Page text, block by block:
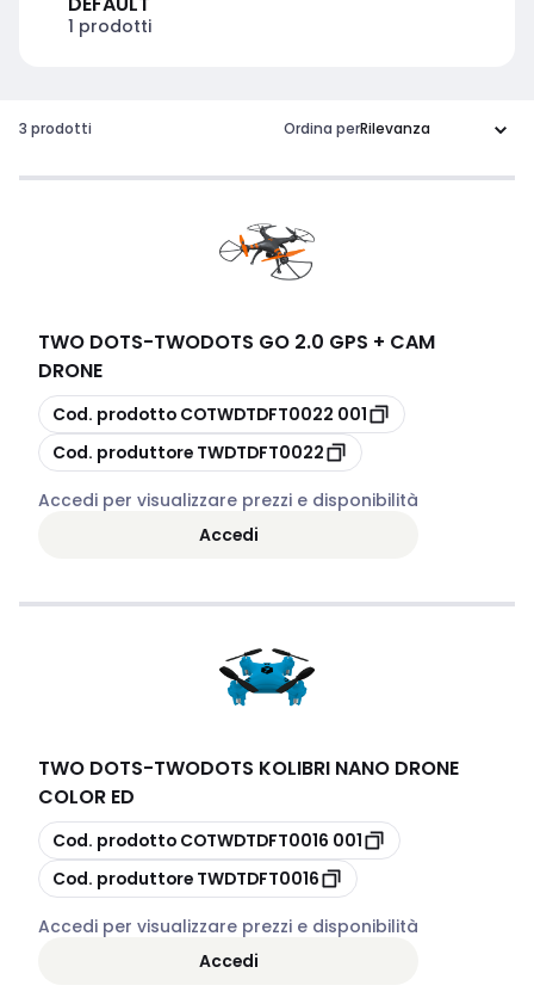
1 prodotti
3 prodotti Ordina per
TWO DOTS-TWODOTS GO 2.0 GPS + CAM
DRONE
copia
Cod. prodotto
COTWDTDFT0022 001
copia
Cod. produttore TWDTDFT0022
Accedi per visualizzare prezzi e disponibilità
Accedi
TWO DOTS-TWODOTS KOLIBRI NANO DRONE
COLOR ED
copia
Cod. prodotto
COTWDTDFT0016 001
copia
Cod. produttore TWDTDFT0016
Accedi per visualizzare prezzi e disponibilità
Accedi